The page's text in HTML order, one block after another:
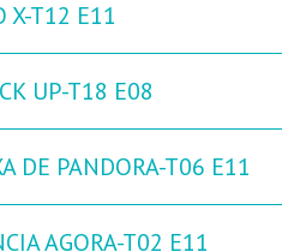
X-T12 E11
UP-T18 E08
DE PANDORA-T06 E11
AGORA-T02 E11